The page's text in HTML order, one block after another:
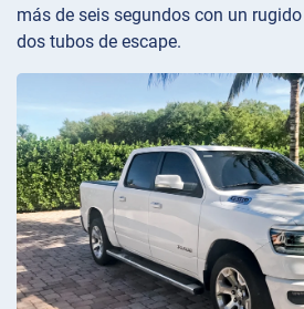
más de seis segundos con un
dos tubos de escape.